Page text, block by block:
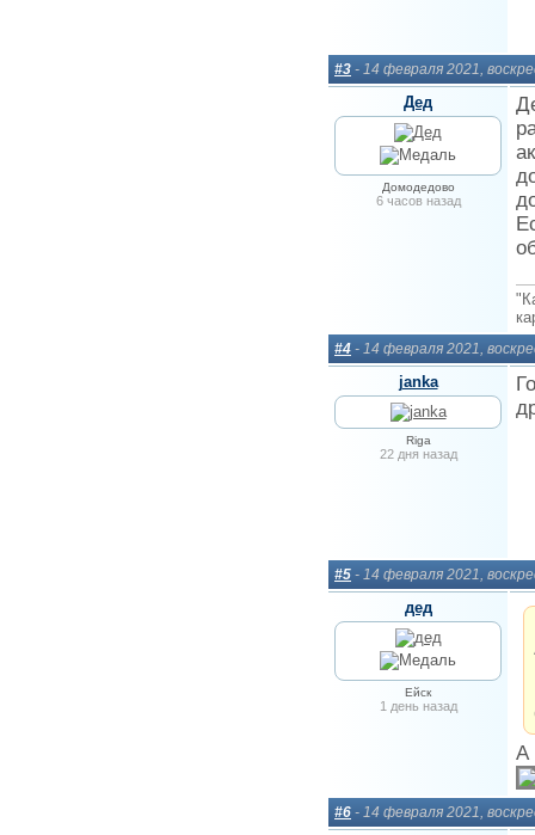
#3 - 14 февраля 2021,
Дед
Домодедово
6 часов назад
#4 - 14 февраля 2021,
janka
Riga
22 дня назад
#5 - 14 февраля 2021,
дед
Ейск
1 день назад
А
#6 - 14 февраля 2021,